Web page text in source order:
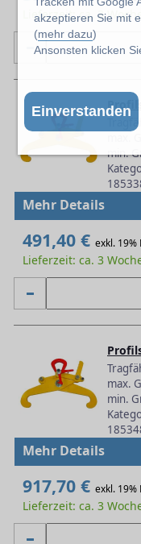
akzeptieren Sie mit
(mehr dazu)
Ansonsten klicken
Einverstanden
Lieferzeit: ca. 3
min.
Mehr Details
491,40 € exkl. 19%
Lieferzeit: ca. 3
max.
min.
Mehr Details
917,70 € exkl. 19%
Lieferzeit: ca. 3